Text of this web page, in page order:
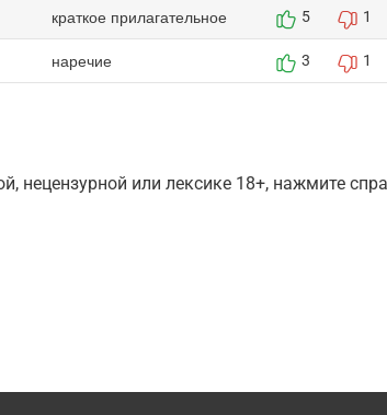
краткое прилагательное 5 1
наречие 3 1
нецензурной или лексике 18+, нажмите